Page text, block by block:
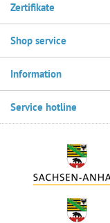
Zertifikate
Shop service
Information
Service hotline